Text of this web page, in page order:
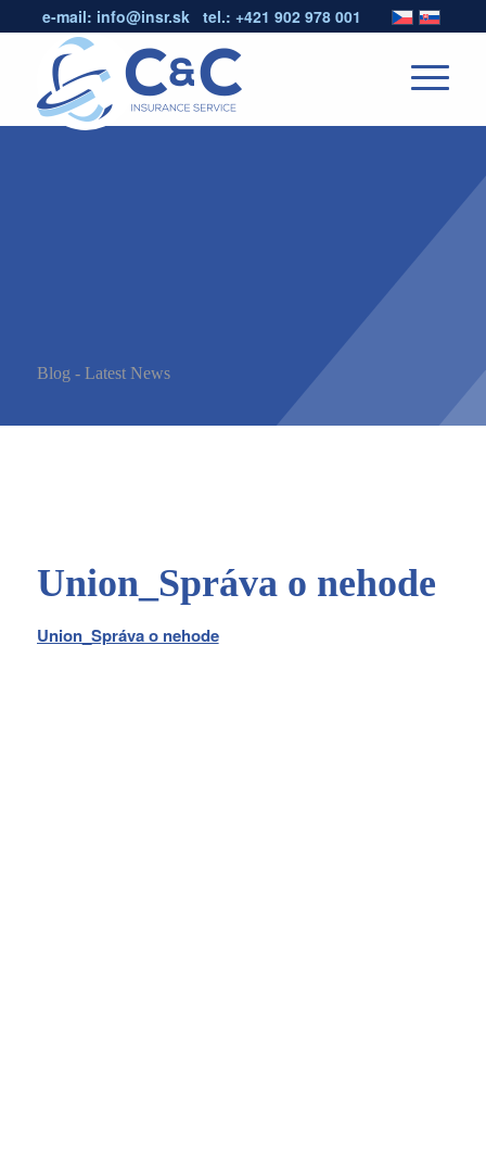
e-mail: info@insr.sktel.: +421 902 978 001
Blog - Latest News
Union_Správa o nehode
Union_Správa o nehode